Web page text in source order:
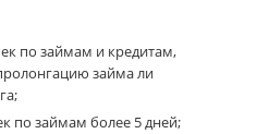
по займам и кредитам,
займа ли
по займам более 5 дней;